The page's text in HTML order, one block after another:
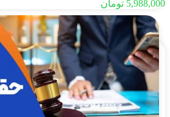
5,988,000 تومان